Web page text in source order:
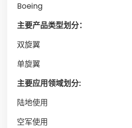
Boeing
主要产品类型划分：
双旋翼
单旋翼
主要应用领域划分:
陆地使用
空军使用